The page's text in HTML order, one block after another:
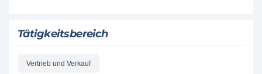
Tätigkeitsbereich
Vertrieb und Verkauf